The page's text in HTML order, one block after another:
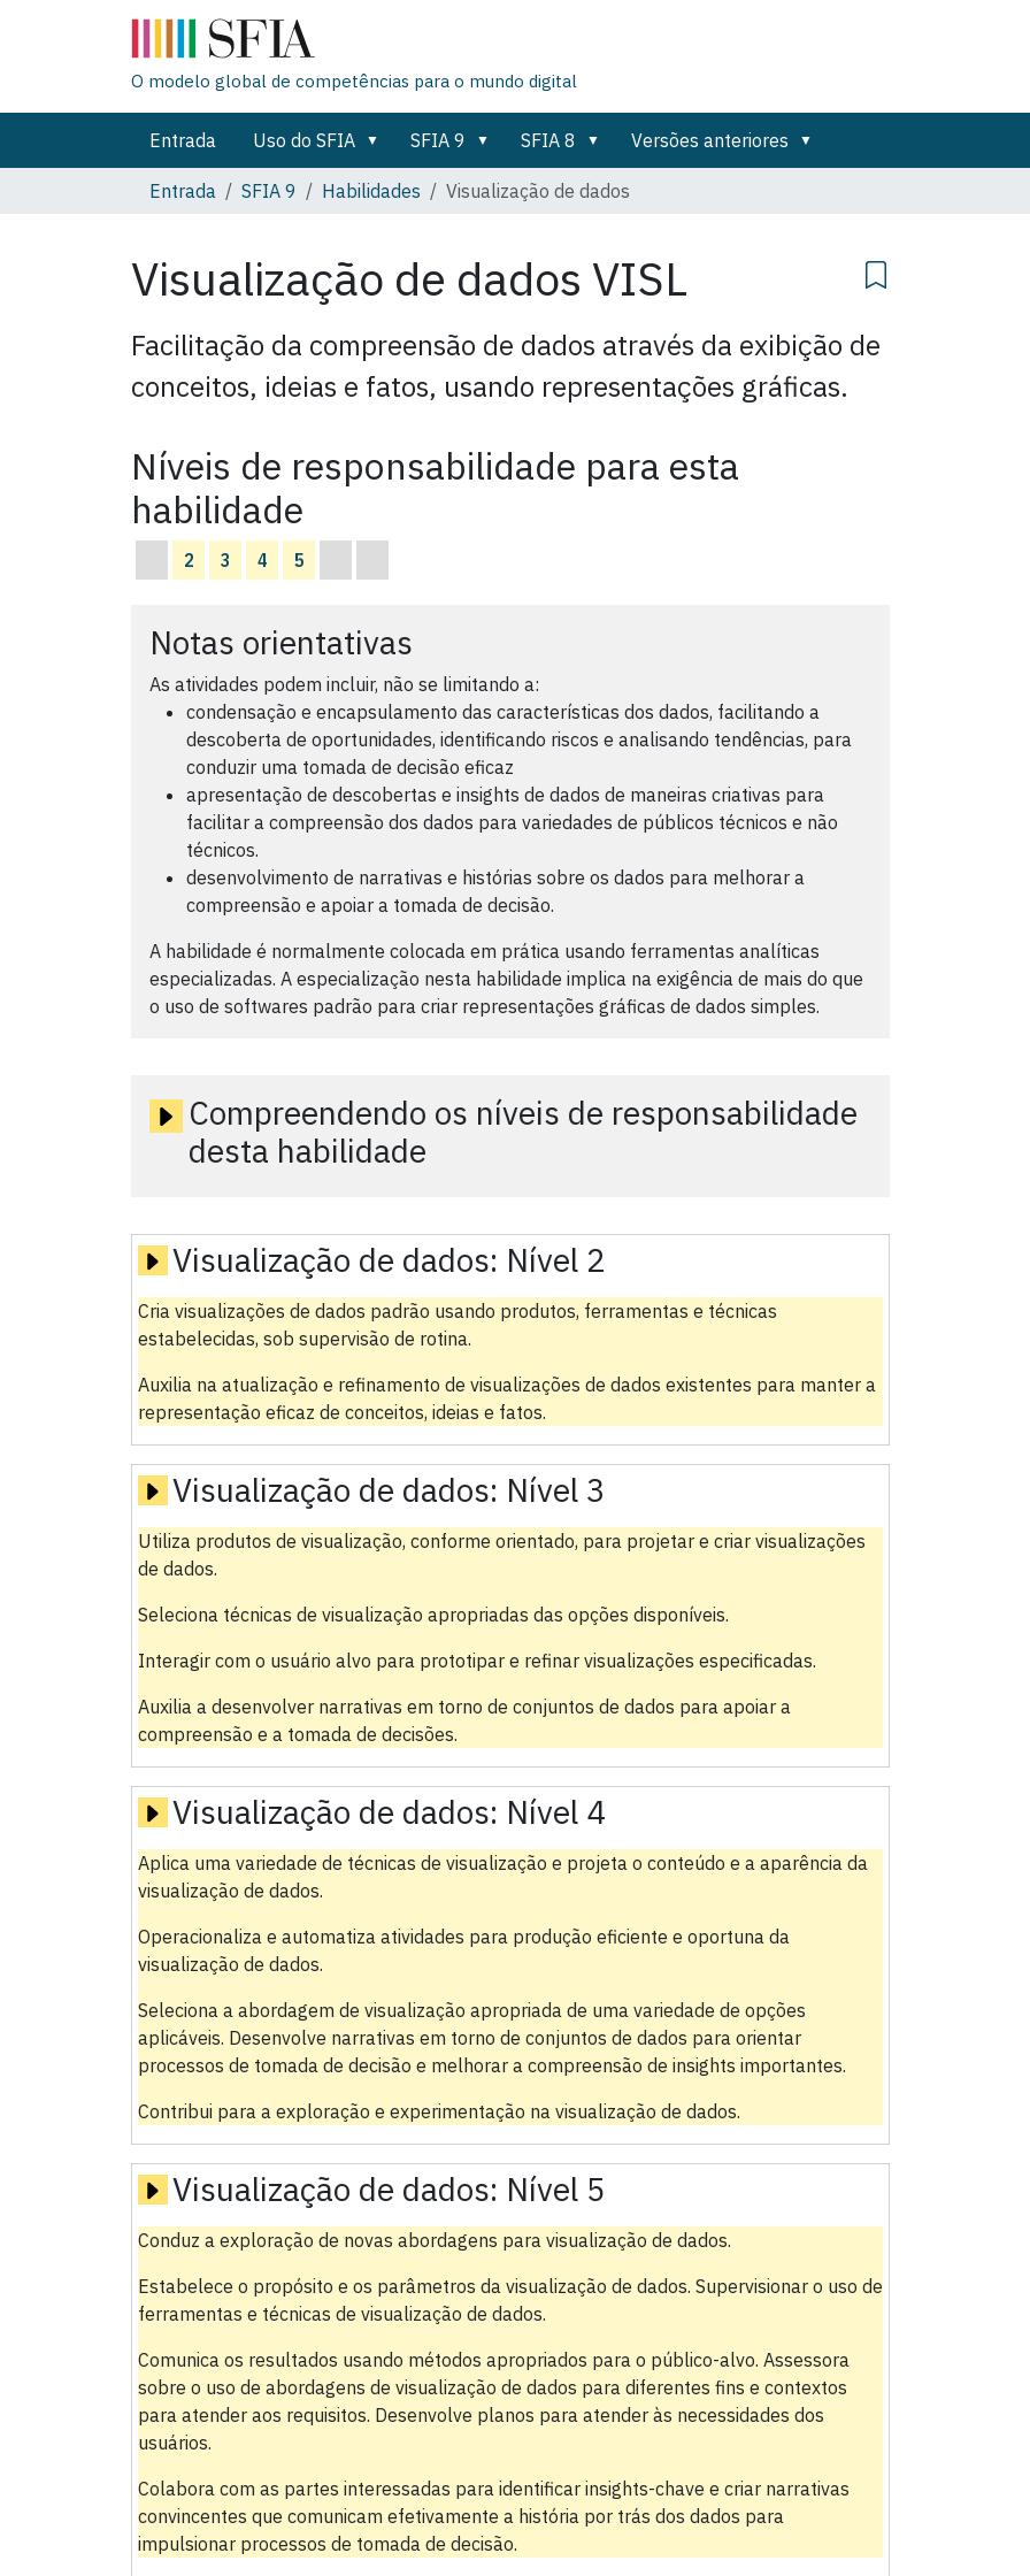
O modelo global de competências para o mundo digital
Entrada Uso do SFIA SFIA 9 SFIA 8 Versões anteriores
Entrada
SFIA 9 Habilidades Visualização de dados
Visualização de dados VISL
Facilitação da compreensão de dados através da exibição de
conceitos, ideias e fatos, usando representações gráficas.
Níveis de responsabilidade para esta
habilidade
2 3 4 5
Notas orientativas
As atividades podem incluir, não se limitando a:
condensação e encapsulamento das características dos dados, facilitando a
descoberta de oportunidades, identificando riscos e analisando tendências, para
conduzir uma tomada de decisão eficaz
apresentação de descobertas e insights de dados de maneiras criativas para
facilitar a compreensão dos dados para variedades de públicos técnicos e não
técnicos.
desenvolvimento de narrativas e histórias sobre os dados para melhorar a
compreensão e apoiar a tomada de decisão.
A habilidade é normalmente colocada em prática usando ferramentas analíticas
especializadas. A especialização nesta habilidade implica na exigência de mais do que
o uso de softwares padrão para criar representações gráficas de dados simples.
Compreendendo os níveis de responsabilidade
desta habilidade
Visualização de dados: Nível 2
Cria visualizações de dados padrão usando produtos, ferramentas e técnicas
estabelecidas, sob supervisão de rotina.
Auxilia na atualização e refinamento de visualizações de dados existentes para manter a
representação eficaz de conceitos, ideias e fatos.
Visualização de dados: Nível 3
Utiliza produtos de visualização, conforme orientado, para projetar e criar visualizações
de dados.
Seleciona técnicas de visualização apropriadas das opções disponíveis.
Interagir com o usuário alvo para prototipar e refinar visualizações especificadas.
Auxilia a desenvolver narrativas em torno de conjuntos de dados para apoiar a
compreensão e a tomada de decisões.
Visualização de dados: Nível 4
Aplica uma variedade de técnicas de visualização e projeta o conteúdo e a aparência da
visualização de dados.
Operacionaliza e automatiza atividades para produção eficiente e oportuna da
visualização de dados.
Seleciona a abordagem de visualização apropriada de uma variedade de opções
aplicáveis. Desenvolve narrativas em torno de conjuntos de dados para orientar
processos de tomada de decisão e melhorar a compreensão de insights importantes.
Contribui para a exploração e experimentação na visualização de dados.
Visualização de dados: Nível 5
Conduz a exploração de novas abordagens para visualização de dados.
Estabelece o propósito e os parâmetros da visualização de dados. Supervisionar o uso de
ferramentas e técnicas de visualização de dados.
Comunica os resultados usando métodos apropriados para o público-alvo. Assessora
sobre o uso de abordagens de visualização de dados para diferentes fins e contextos
para atender aos requisitos. Desenvolve planos para atender às necessidades dos
usuários.
Colabora com as partes interessadas para identificar insights-chave e criar narrativas
convincentes que comunicam efetivamente a história por trás dos dados para
impulsionar processos de tomada de decisão.